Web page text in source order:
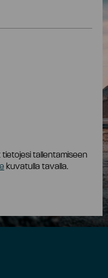
tallentamiseen
kuvatulla tavalla.